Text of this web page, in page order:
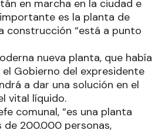
en marcha en la ciudad e
es la planta de
construcción “está a punto
nueva planta, que había
Gobierno del expresidente
a dar una solución en el
vital líquido.
comunal, “es una planta
de 200.000 personas,